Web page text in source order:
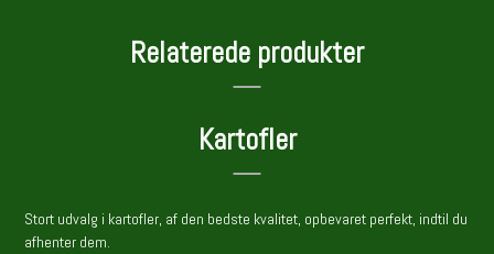
Relaterede produkter
Kartofler
Stort udvalg i kartofler, af den bedste kvalitet, opbevaret perfekt, indtil du
afhenter dem.